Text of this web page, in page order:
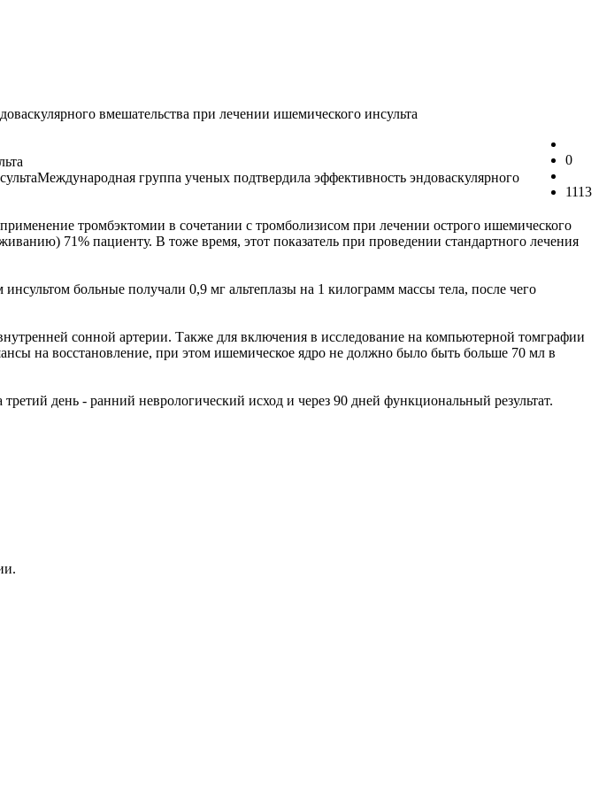
вмешательства при лечении ишемического инсульта
0
1113
Международная группа ученых подтвердила эффективность эндоваскулярного
тромбэктомии в сочетании с тромболизисом при лечении острого ишемического
71% пациенту. В тоже время, этот показатель при проведении стандартного лечения
больные получали 0,9 мг альтеплазы на 1 килограмм массы тела, после чего
сонной артерии. Также для включения в исследование на компьютерной томграфии
на восстановление, при этом ишемическое ядро не должно было быть больше 70 мл в
день - ранний неврологический исход и через 90 дней функциональный результат.